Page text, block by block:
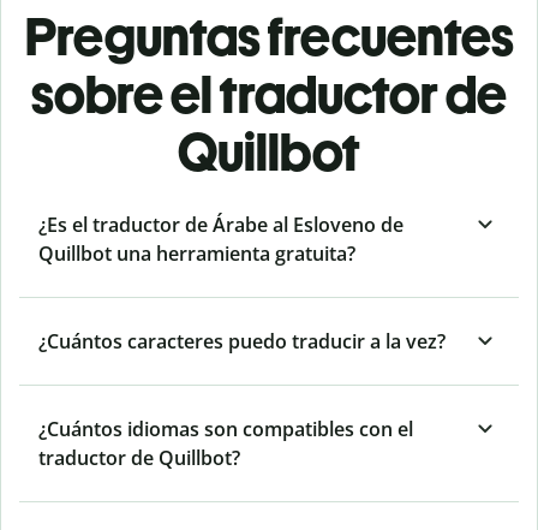
Preguntas frecuentes
sobre el traductor de
Quillbot
¿Es el traductor de Árabe al Esloveno de
Quillbot una herramienta gratuita?
¿Cuántos caracteres puedo traducir a la vez?
¿Cuántos idiomas son compatibles con el
traductor de Quillbot?